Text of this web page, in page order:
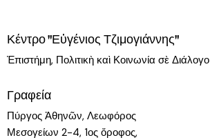
Κέντρο "Εὐγένιος Τζιμογιάννης"
Ἐπιστήμη, Πολιτικὴ καὶ Κοινωνία σὲ Διάλογο
Γραφεία
Πύργος Ἀθηνῶν, Λεωφόρος
Μεσογείων 2-4, 1ος ὄροφος,